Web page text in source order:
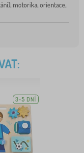
motorika, orientace,
3-5 DNÍ